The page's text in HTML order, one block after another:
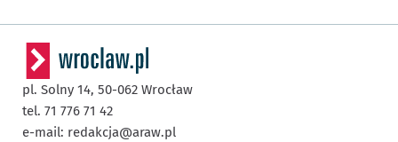
pl. Solny 14, 50-062 Wrocław
tel. 71 776 71 42
e-mail: redakcja@araw.pl